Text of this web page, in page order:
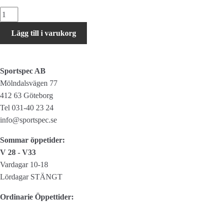
Shimano
XT
M8000
utan
drev
mängd
Lägg till i varukorg
Sportspec AB
Mölndalsvägen 77
412 63 Göteborg
Tel 031-40 23 24
info@sportspec.se
Sommar öppetider:
V 28 - V33
Vardagar 10-18
Lördagar STÄNGT
Ordinarie Öppettider: